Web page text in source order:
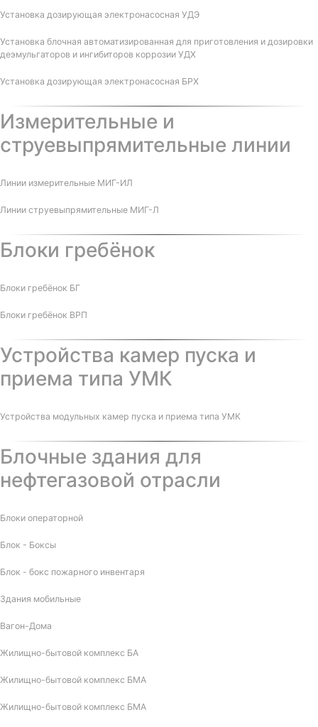
Установка дозирующая электронасосная УДЭ
Установка блочная автоматизированная для приготовления и дозировки
деэмульгаторов и ингибиторов коррозии УДХ
Установка дозирующая электронасосная БРХ
Измерительные и
струевыпрямительные линии
Линии измерительные МИГ-ИЛ
Линии струевыпрямительные МИГ-Л
Блоки гребёнок
Блоки гребёнок БГ
Блоки гребёнок ВРП
Устройства камер пуска и
приема типа УМК
Устройства модульных камер пуска и приема типа УМК
Блочные здания для
нефтегазовой отрасли
Блоки операторной
Блок - Боксы
Блок - бокс пожарного инвентаря
Здания мобильные
Вагон-Дома
Жилищно-бытовой комплекс БА
Жилищно-бытовой комплекс БМА
Жилищно-бытовой комплекс БМА